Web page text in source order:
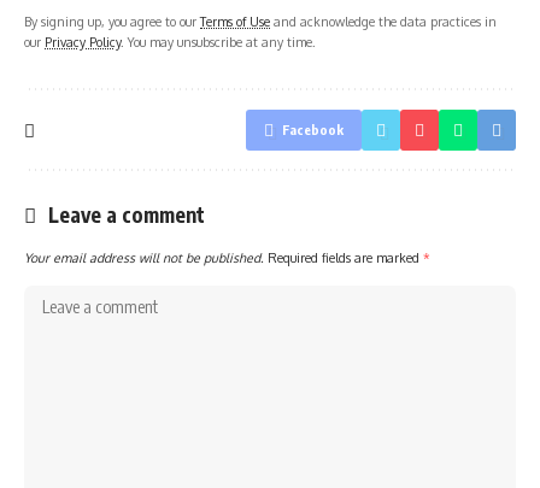
By signing up, you agree to ourTerms of Use and acknowledge the data practices in
our Privacy Policy. You may unsubscribe at any time.
Facebook
Leave a comment
Your email address will not be published. Required fields are marked *